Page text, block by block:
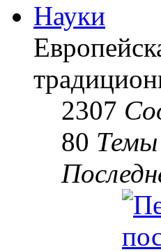
Науки
2307
80 Темы